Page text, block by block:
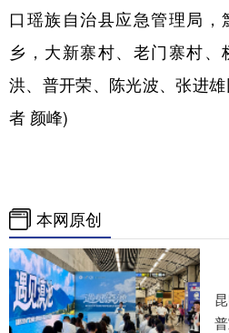
口瑶族自治县应急管理局
乡，大新寨村、老门寨村
洪、普开荣、陈光波、张进
者 颜峰)
本网原创